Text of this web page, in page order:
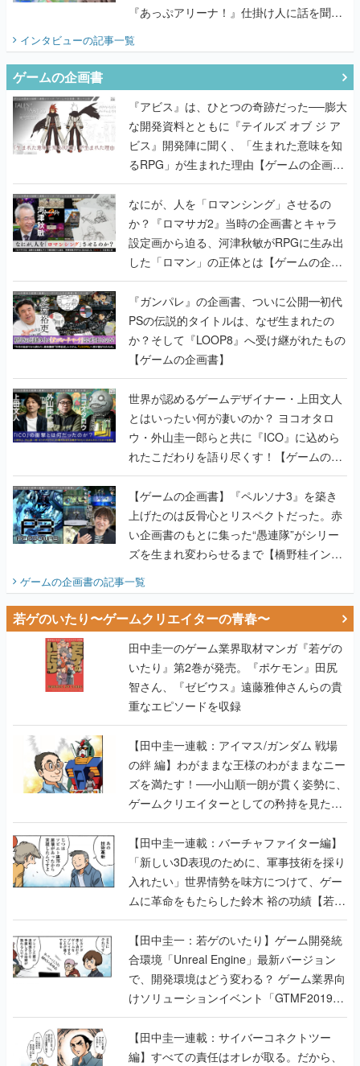
『あっぷアリーナ！』仕掛け人に話を聞い
インタビューの記事一覧
ゲームの企画書
『アビス』は、ひとつの奇跡だった──膨大
な開発資料とともに『テイルズ オブ ジ ア
ビス』開発陣に聞く、「生まれた意味を知
るRPG」が生まれた理由【ゲームの企画
書】
なにが、人を「ロマンシング」させるの
か？『ロマサガ2』当時の企画書とキャラ
設定画から迫る、河津秋敏がRPGに生み出
した「ロマン」の正体とは【ゲームの企画
書】
『ガンパレ』の企画書、ついに公開━初代
PSの伝説的タイトルは、なぜ生まれたの
か？そして『LOOP8』へ受け継がれたもの
【ゲームの企画書】
世界が認めるゲームデザイナー・上田文人
とはいったい何が凄いのか？ ヨコオタロ
ウ・外山圭一郎らと共に『ICO』に込めら
れたこだわりを語り尽くす！【ゲームの企
画書】
【ゲームの企画書】『ペルソナ3』を築き
上げたのは反骨心とリスペクトだった。赤
い企画書のもとに集った“愚連隊”がシリー
ズを生まれ変わらせるまで【橋野桂インタ
ゲームの企画書の記事一覧
若ゲのいたり〜ゲームクリエイターの青春〜
田中圭一のゲーム業界取材マンガ『若ゲの
いたり』第2巻が発売。『ポケモン』田尻
智さん、『ゼビウス』遠藤雅伸さんらの貴
重なエピソードを収録
【田中圭一連載：アイマス/ガンダム 戦場
の絆 編】わがままな王様のわがままなニー
ズを満たす！──小山順一朗が貫く姿勢に、
ゲームクリエイターとしての矜持を見た
【若ゲのいたり最終回】
【田中圭一連載：バーチャファイター編】
「新しい3D表現のために、軍事技術を採り
入れたい」世界情勢を味方につけて、ゲー
ムに革命をもたらした鈴木 裕の功績【若ゲ
のいたり】
【田中圭一：若ゲのいたり】ゲーム開発統
合環境「Unreal Engine」最新バージョン
で、開発環境はどう変わる？ ゲーム業界向
けソリューションイベント「GTMF2019」
に行って、より理解を深めよう【PR】
【田中圭一連載：サイバーコネクトツー
編】すべての責任はオレが取る。だから、